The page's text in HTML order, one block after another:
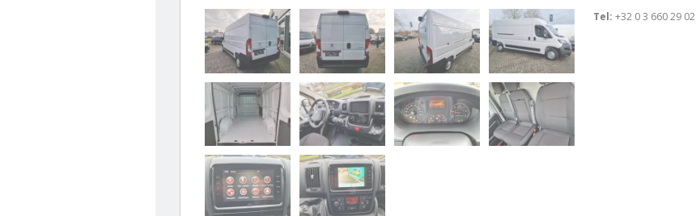
Tel: +32 0 3 660 29 02